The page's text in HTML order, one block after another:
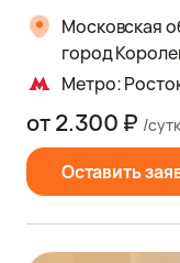
Московская
город
Метро:
Оставить
от 2.300 ₽ /